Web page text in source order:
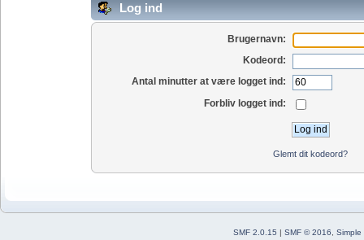
Log ind
Brugernavn:
Kodeord:
Antal minutter at være logget ind:
Forbliv logget ind:
Glemt dit kodeord?
SMF 2.0.15 | SMF © 2016
Simple